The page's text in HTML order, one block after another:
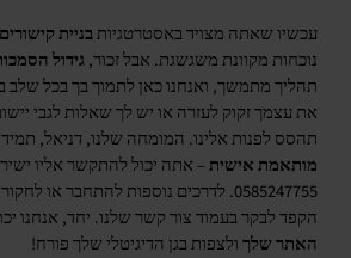
עכשיו שאתה מצויד באסטרטגיותבניית קישורים
נוכחות מקוונת משגשגת. אבל זכור,גידול
תהליך מתמשך, ואנחנו כאן לתמוך בך בכל
את עצמך זקוק לעזרה או יש לך שאלות לגבי
תהסס לפנות אלינו. המומחה שלנו, דניאל,
מותאמת אישית– אתה יכול להתקשר אליו
0585247755. לדרכים נוספות להתחבר או
הקפד לבקר בעמוד צור קשר שלנו. יחד, אנחנו
האתר שלךולצפות בגן הדיגיטלי שלך פורח!